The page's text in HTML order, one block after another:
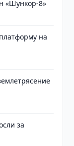
«Шункор-8»
на
за